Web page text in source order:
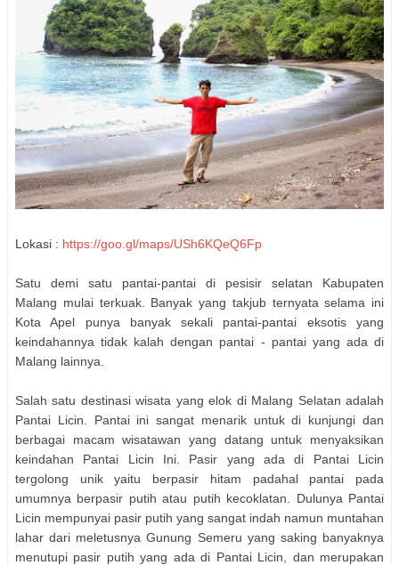
Lokasi : https://goo.gl/maps/USh6KQeQ6Fp
Satu demi satu pantai-pantai di pesisir selatan Kabupaten
Malang mulai terkuak. Banyak yang takjub ternyata selama ini
Kota Apel punya banyak sekali pantai-pantai eksotis yang
keindahannya tidak kalah dengan pantai - pantai yang ada di
Malang lainnya.
Salah satu destinasi wisata yang elok di Malang Selatan adalah
Pantai Licin. Pantai ini sangat menarik untuk di kunjungi dan
berbagai macam wisatawan yang datang untuk menyaksikan
keindahan Pantai Licin Ini. Pasir yang ada di Pantai Licin
tergolong unik yaitu berpasir hitam padahal pantai pada
umumnya berpasir putih atau putih kecoklatan. Dulunya Pantai
Licin mempunyai pasir putih yang sangat indah namun muntahan
lahar dari meletusnya Gunung Semeru yang saking banyaknya
menutupi pasir putih yang ada di Pantai Licin, dan merupakan